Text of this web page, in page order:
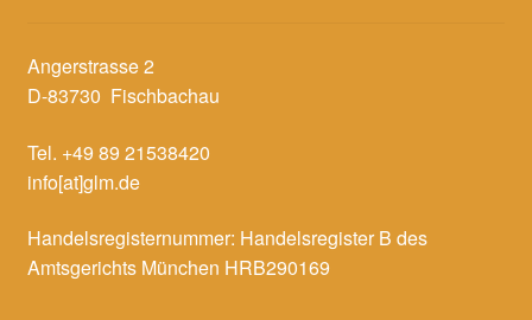
Angerstrasse 2
D-83730 Fischbachau
Tel. +49 89 21538420
info[at]glm.de
Handelsregisternummer: Handelsregister B des
Amtsgerichts München HRB290169